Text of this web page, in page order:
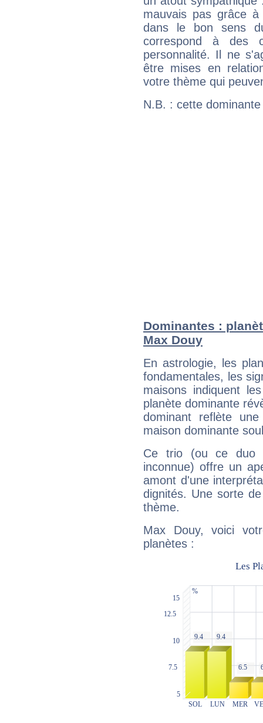
mauvais pas grâce
dans le bon sens
correspond à des
personnalité. Il ne
être mises en
votre thème qui
N.B. : cette
Dominantes :
Max Douy
En astrologie, les
fondamentales, les
maisons indiquent
planète dominante
dominant reflète
maison dominante
Ce trio (ou ce duo
inconnue) offre un
amont d'une
dignités. Une sorte
thème.
Max Douy, voici
planètes :